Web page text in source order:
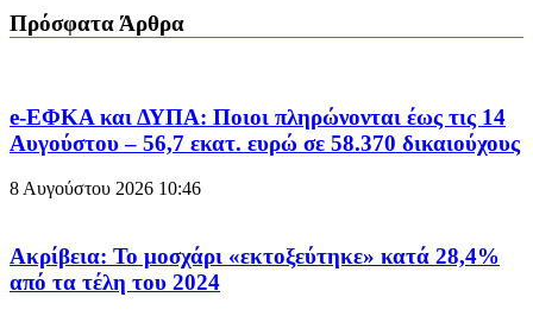
Πρόσφατα Άρθρα
e-ΕΦΚΑ και ΔΥΠΑ: Ποιοι πληρώνονται έως τις 14
Αυγούστου – 56,7 εκατ. ευρώ σε 58.370 δικαιούχους
8 Αυγούστου 2026 10:46
Ακρίβεια: Το μοσχάρι «εκτοξεύτηκε» κατά 28,4%
από τα τέλη του 2024